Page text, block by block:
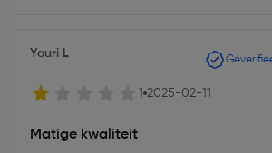
Youri L
1 2025-02-11
Matige kwaliteit